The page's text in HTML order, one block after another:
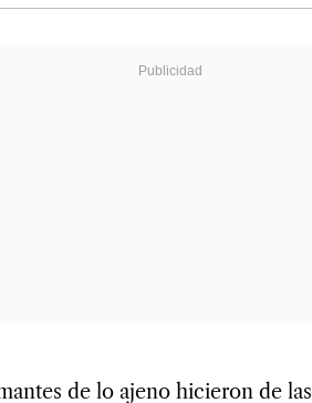
de lo ajeno hicieron de las